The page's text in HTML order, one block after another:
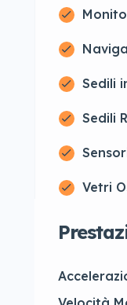
Sedili
Sedili
Vetri